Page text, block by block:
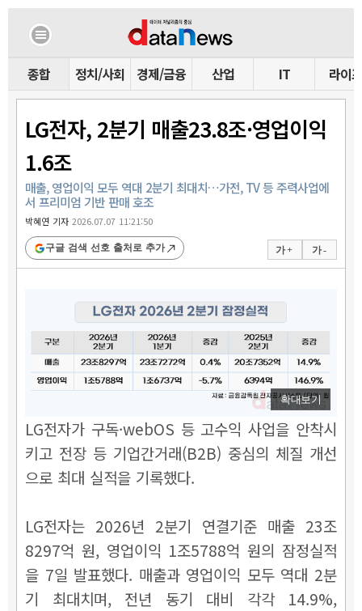
종합 정치/사회 경제/금융 산업 IT 라이프
LG전자, 2분기 매출23.8조·영업이익
1.6조
매출, 영업이익 모두 역대 2분기 최대치…가전, TV 등 주력사업에
서 프리미엄 기반 판매 호조
박혜연 기자2026.07.07 11:21:50
가 + 가 -
구글 검색 선호 출처로 추가
확대보기
LG전자가 구독·webOS 등 고수익 사업을 안착시
키고 전장 등 기업간거래(B2B) 중심의 체질 개선
으로 최대 실적을 기록했다.
LG전자는 2026년 2분기 연결기준 매출 23조
8297억 원, 영업이익 1조5788억 원의 잠정실적
을 7일 발표했다. 매출과 영업이익 모두 역대 2분
기 최대치며, 전년 동기 대비 각각 14.9%,